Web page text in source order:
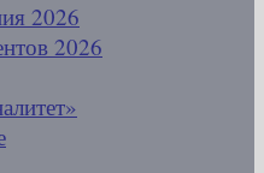
2026
2026